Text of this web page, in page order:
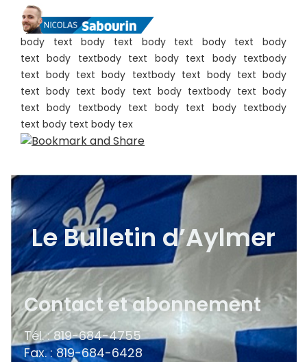
body text body text body text body text body
textbody textbody text body text body textbody
text body textbody textbody text body text body
text body text body text body textbody text body
textbody textbody text body text body textbody
text body text body tex
Le Bulletin d’Aylmer
Contact et abonnement
Tél. : 819-684-4755
Fax. : 819-684-6428